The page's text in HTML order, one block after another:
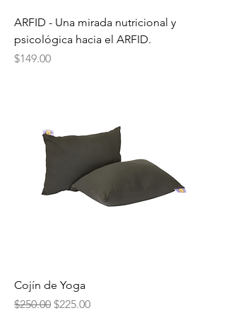
ARFID - Una mirada nutricional y
psicológica hacia el ARFID.
Precio
$149.00
Cojín de Yoga
Precio
$250.00 Precio de oferta
$225.00